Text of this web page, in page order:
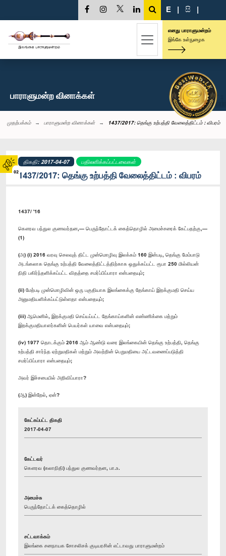
02
E | සි |
எனது பாராளுமன்றம்
இங்கே உள்நுழைக
பாராளுமன்ற வினாக்கள்
முதற்பக்கம் பாராளுமன்ற வினாக்கள் 1437/2017: தெங்கு உற்பத்தி வேலைத்திட்டம் : விபரம்
திகதி: 2017-04-07 பதிலளிக்கப்பட்டவைகள்
1437/2017: தெங்கு உற்பத்தி வேலைத்திட்டம் : விபரம்
1437/ '16
கௌரவ பந்துல குணவர்தன,— பெருந்தோட்டக் கைத்தொழில் அமைச்சரைக் கேட்பதற்கு,—
(1)
(அ) (i) 2016 வரவு செலவுத் திட்ட முன்மொழிவு இலக்கம் 160 இன்படி, தெங்கு மேம்பாடு
அடங்கலாக தெங்கு உற்பத்தி வேலைத்திட்டத்திற்காக ஒதுக்கப்பட்ட ரூபா 250 மில்லியன்
நிதி பகிர்ந்தளிக்கப்பட்ட விதத்தை சமர்ப்பிப்பாரா என்பதையும்;
(ii) மேற்படி முன்மொழிவின் ஒரு பகுதியாக இலங்கைக்கு தேங்காய் இறக்குமதி செய்ய
அனுமதியளிக்கப்பட்டுள்ளதா என்பதையும்;
(iii) ஆமெனில், இறக்குமதி செய்யப்பட்ட தேங்காய்களின் எண்ணிக்கை மற்றும்
இறக்குமதியாளர்களின் பெயர்கள் யாவை என்பதையும்;
(iv) 1977 தொடக்கும் 2016 ஆம் ஆண்டு வரை இலங்கையின் தெங்கு உற்பத்தி, தெங்கு
உற்பத்தி சார்ந்த ஏற்றுமதிகள் மற்றும் அவற்றின் பெறுமதியை அட்டவணைப்படுத்தி
சமர்ப்பிப்பாரா என்பதையும்;
அவர் இச்சபையில் அறிவிப்பாரா?
(ஆ) இன்றேல், ஏன்?
கேட்கப்பட்ட திகதி
2017-04-07
கேட்டவர்
கௌரவ (கலாநிதி) பந்துல குணவர்தன, பா.உ.
அமைச்சு
பெருந்தோட்டக் கைத்தொழில்
சட்டவாக்கம்
இலங்கை சனநாயக சோசலிசக் குடியரசின் எட்டாவது பாராளுமன்றம்